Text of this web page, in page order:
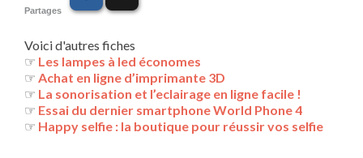
Partages
Voici d'autres fiches
☞ Les lampes à led économes
☞ Achat en ligne d’imprimante 3D
☞ La sonorisation et l’eclairage en ligne facile !
☞ Essai du dernier smartphone World Phone 4
☞ Happy selfie : la boutique pour réussir vos selfie